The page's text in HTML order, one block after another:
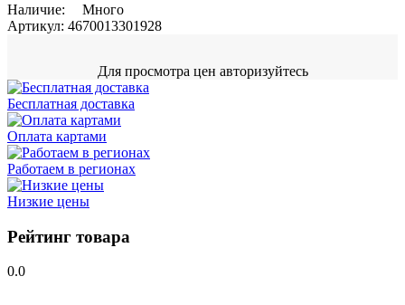
Наличие:
Много
Артикул: 4670013301928
Для просмотра цен авторизуйтесь
Бесплатная доставка
Оплата картами
Работаем в регионах
Низкие цены
Рейтинг товара
0.0